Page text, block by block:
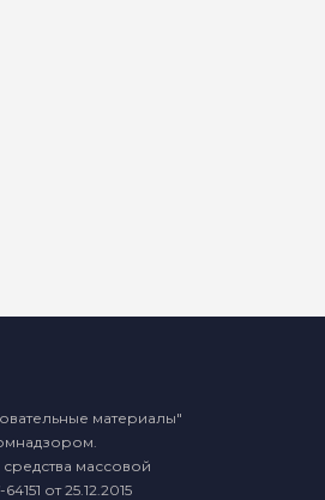
материалы"
массовой
от 25.12.2015